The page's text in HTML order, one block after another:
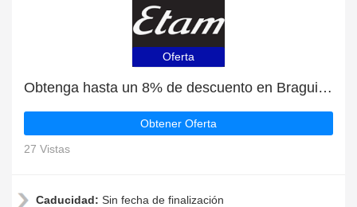
Oferta
Obtenga hasta un 8% de descuento en Braguitas invisibles | caduca pronto
Obtener Oferta
27 Vistas
Caducidad: Sin fecha de finalización